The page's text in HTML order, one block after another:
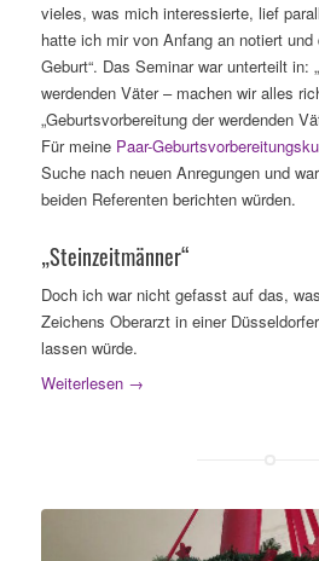
vieles, was mich interessierte, lief
hatte ich mir von Anfang an notiert und
Geburt“. Das Seminar war unterteilt in:
werdenden Väter – machen wir alles
„Geburtsvorbereitung der werdenden
Für meine Paar-
Suche nach neuen Anregungen und
beiden Referenten berichten würden.
„Steinzeitmänner“
Doch ich war nicht gefasst auf das,
Zeichens Oberarzt in einer
lassen würde.
Weiterlesen→